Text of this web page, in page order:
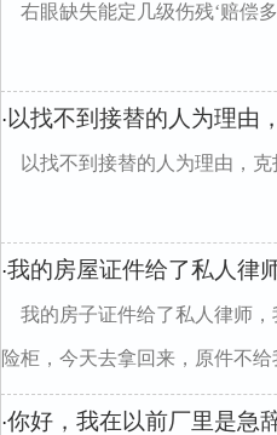
右眼缺失能定几级伤残‘赔偿
· 以找不到接替的人为理由
以找不到接替的人为理由，克
·我的房屋证件给了私人律
我的房子证件给了私人律师
险柜，今天去拿回来，原件不
·你好，我在以前厂里是急